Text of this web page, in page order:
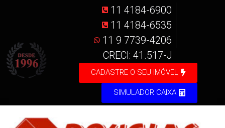
11 4184-6900
11 4184-6535
11 9 7739-4206
CRECI: 41.517-J
CADASTRE O SEU IMÓVEL
SIMULADOR CAIXA